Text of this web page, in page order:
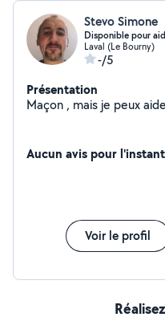
Stevo Simone
Disponible pour
Laval (Le Bourny)
-/5
Présentation
Maçon , mais je peux
Aucun avis pour l'instant
Voir le profil